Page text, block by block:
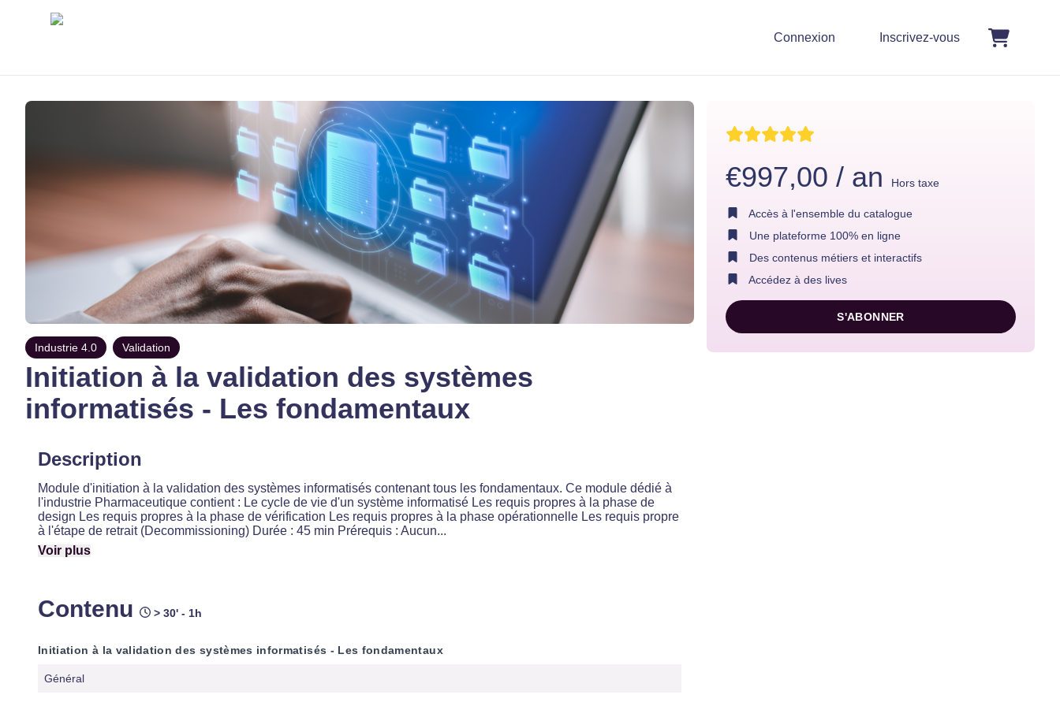
Connexion Inscrivez-vous
Industrie 4.0 Validation
Initiation à la validation des systèmes
informatisés - Les fondamentaux
Description
Module d'initiation à la validation des systèmes informatisés contenant tous les fondamentaux. Ce module dédié à
l'industrie Pharmaceutique contient : Le cycle de vie d'un système informatisé Les requis propres à la phase de
design Les requis propres à la phase de vérification Les requis propres à la phase opérationnelle Les requis propre
à l'étape de retrait (Decommissioning) Durée : 45 min Prérequis : Aucun...
Voir plus
Contenu > 30' - 1h
Initiation à la validation des systèmes informatisés - Les fondamentaux
Général
€997,00 / an Hors taxe
Accès à l'ensemble du catalogue
Une plateforme 100% en ligne
Des contenus métiers et interactifs
Accédez à des lives
S'ABONNER